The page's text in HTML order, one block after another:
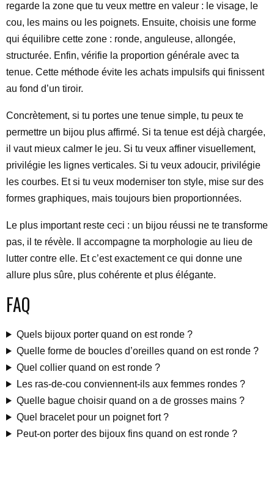
regarde la zone que tu veux mettre en valeur : le visage, le
cou, les mains ou les poignets. Ensuite, choisis une forme
qui équilibre cette zone : ronde, anguleuse, allongée,
structurée. Enfin, vérifie la proportion générale avec ta
tenue. Cette méthode évite les achats impulsifs qui finissent
au fond d’un tiroir.
Concrètement, si tu portes une tenue simple, tu peux te
permettre un bijou plus affirmé. Si ta tenue est déjà chargée,
il vaut mieux calmer le jeu. Si tu veux affiner visuellement,
privilégie les lignes verticales. Si tu veux adoucir, privilégie
les courbes. Et si tu veux moderniser ton style, mise sur des
formes graphiques, mais toujours bien proportionnées.
Le plus important reste ceci : un bijou réussi ne te transforme
pas, il te révèle. Il accompagne ta morphologie au lieu de
lutter contre elle. Et c’est exactement ce qui donne une
allure plus sûre, plus cohérente et plus élégante.
FAQ
Quels bijoux porter quand on est ronde ?
Quelle forme de boucles d’oreilles quand on est ronde ?
Quel collier quand on est ronde ?
Les ras-de-cou conviennent-ils aux femmes rondes ?
Quelle bague choisir quand on a de grosses mains ?
Quel bracelet pour un poignet fort ?
Peut-on porter des bijoux fins quand on est ronde ?